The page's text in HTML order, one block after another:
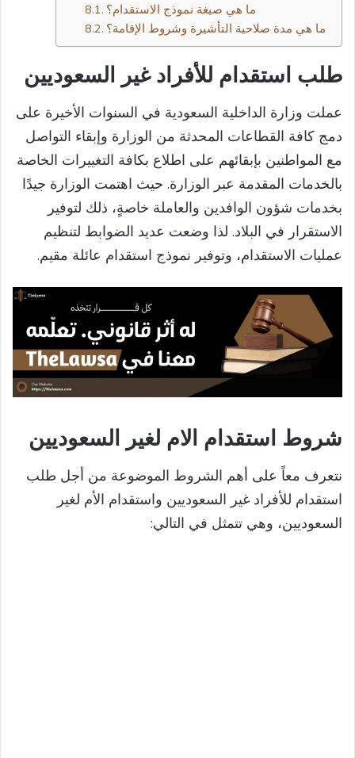
ما هي صيغة نموذج الاستقدام؟
ما هي مدة صلاحية التأشيرة وشروط الإقامة؟
طلب استقدام للأفراد غير السعوديين
عملت وزارة الداخلية السعودية في السنوات الأخيرة على
دمج كافة القطاعات المحدثة من الوزارة وإبقاء التواصل
مع المواطنين بإبقائهم على اطلاع بكافة التغييرات الخاصة
بالخدمات المقدمة عبر الوزارة. حيث اهتمت الوزارة جيدًا
بخدمات شؤون الوافدين والعاملة خاصةٍ، ذلك لتوفير
الاستقرار في البلاد. لذا وضعت عديد الضوابط لتنظيم
عمليات الاستقدام، وتوفير نموذج استقدام عائلة مقيم.
شروط استقدام الام لغير السعوديين
نتعرف معاً على أهم الشروط الموضوعة من أجل طلب
استقدام للأفراد غير السعوديين واستقدام الأم لغير
السعوديين، وهي تتمثل في التالي: